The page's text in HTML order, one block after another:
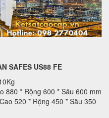
SAFES US88 FE
880 * Rộng 600 * Sâu 600 mm
520 * Rộng 450 * Sâu 350